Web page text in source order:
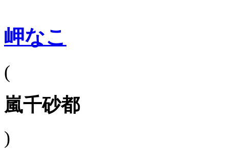
岬なこ
(
嵐千砂都
)